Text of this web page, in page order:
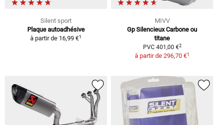
Silent sport
Plaque autoadhésive
à partir de 16,99 €1
MIVV
Gp Silencieux Carbone ou
titane
PVC 401,00 €2
à partir de 296,70 €1